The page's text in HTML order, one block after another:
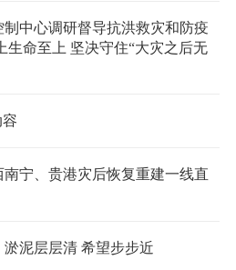
中心调研督导抗洪救灾和防疫
生命至上 坚决守住“大灾之后无
宁、贵港灾后恢复重建一线直
泥层层清 希望步步近